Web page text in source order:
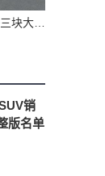
销
版名单